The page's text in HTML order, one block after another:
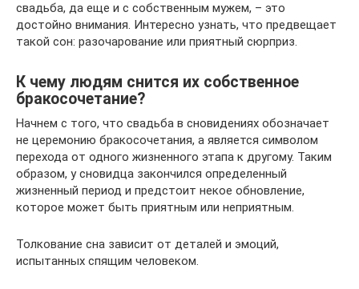
свадьба, да еще и с собственным мужем, – это
достойно внимания. Интересно узнать, что предвещает
такой сон: разочарование или приятный сюрприз.
К чему людям снится их собственное
бракосочетание?
Начнем с того, что свадьба в сновидениях обозначает
не церемонию бракосочетания, а является символом
перехода от одного жизненного этапа к другому. Таким
образом, у сновидца закончился определенный
жизненный период и предстоит некое обновление,
которое может быть приятным или неприятным.
Толкование сна зависит от деталей и эмоций,
испытанных спящим человеком.